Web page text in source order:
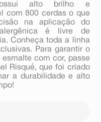
alto brilho e
com 800 cerdas o que
na aplicação do
é livre de
Conheça toda a linha
Para garantir o
com cor, passe
Risqué, que foi criado
a durabilidade e alto